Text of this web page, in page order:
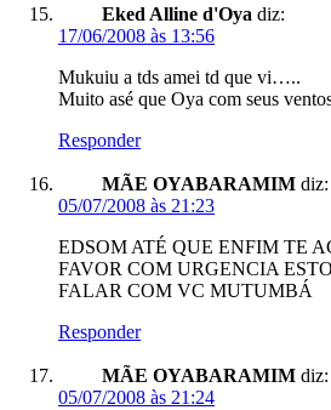
Eked Alline d'Oya diz:
17/06/2008 às 13:56
Mukuiu a tds amei td que vi…..
Muito asé que Oya com seus
Responder
MÃE OYABARAMIM diz:
05/07/2008 às 21:23
EDSOM ATÉ QUE ENFIM TE
FAVOR COM URGENCIA
FALAR COM VC MUTUMBÁ
Responder
MÃE OYABARAMIM diz:
05/07/2008 às 21:24